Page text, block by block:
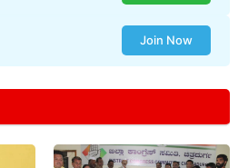
Join Now